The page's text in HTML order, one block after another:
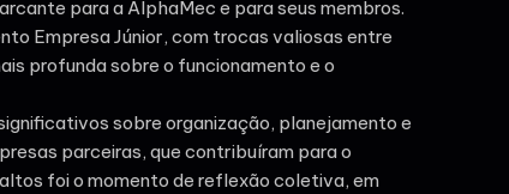
para a AlphaMec e para seus membros.
Empresa Júnior, com trocas valiosas entre
profunda sobre o funcionamento e o
sobre organização, planejamento e
parceiras, que contribuíram para o
foi o momento de reflexão coletiva, em